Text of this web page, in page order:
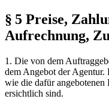
§ 5 Preise,
Aufrechnung,
1. Die von dem
dem Angebot der Agentur.
wie die dafür
ersichtlich sind.